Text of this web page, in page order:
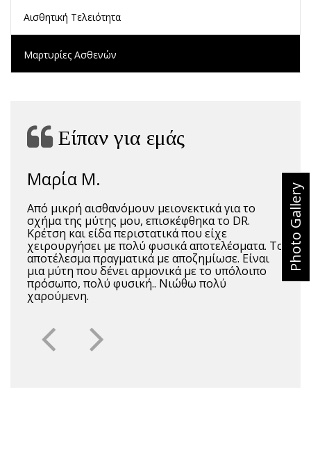
Photo Gallery
Αισθητική Τελειότητα
Μαρτυρίες Ασθενών
Είπαν για εμάς
Μαρία Μ.
Από μικρή αισθανόμουν μειονεκτικά για το
σχήμα της μύτης μου, επισκέφθηκα το DR.
Κρέτση και είδα περιστατικά που είχε
χειρουργήσει με πολύ φυσικά αποτελέσματα. Το
αποτέλεσμα πραγματικά με αποζημίωσε. Είναι
μια μύτη που δένει αρμονικά με το υπόλοιπο
πρόσωπο, πολύ φυσική.. Νιώθω πολύ
χαρούμενη.